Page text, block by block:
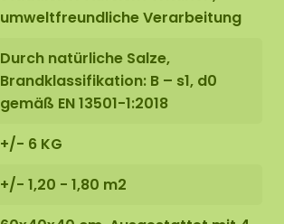
umweltfreundliche Verarbeitung
Durch natürliche Salze,
Brandklassifikation: B – s1, d0
gemäß EN 13501-1:2018
+/- 6 KG
+/- 1,20 - 1,80 m2